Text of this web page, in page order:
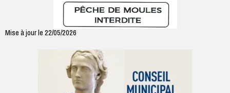
Mise à jour le 22/05/2026